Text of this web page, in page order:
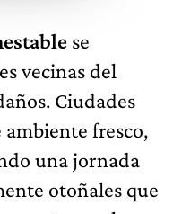
se
vecinas del
Ciudades
fresco,
una jornada
otoñales que